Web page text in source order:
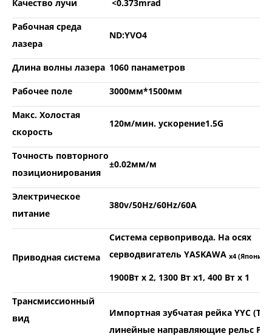
Качество лучи <0.373mrad
Рабочная среда
лазера
ND:YVO4
Длина волны лазера 1060 панаметров
Рабочее поле 3000мм*1500мм
Макс. Холостая
скорость
120м/мин. ускорение1.5G
Точность повторного
позиционирования
±0.02мм/м
Электрическое
питание
380v/50Hz/60Hz/60A
Приводная система
Система сервопривода. На осях
серводвигатель YASKAWA x4 (Япония)
1900Вт x 2, 1300 Вт x1, 400 Вт x 1
Трансмиссионный
вид
Импортная зубчатая рейка YYC
линейные направляющие рельс